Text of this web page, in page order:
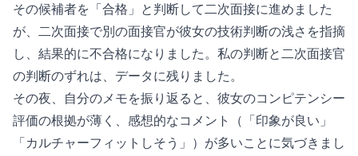
その候補者を「合格」と判断して二次面接に進めました
が、二次面接で別の面接官が彼女の技術判断の浅さを指摘
し、結果的に不合格になりました。私の判断と二次面接官
の判断のずれは、データに残りました。
その夜、自分のメモを振り返ると、彼女のコンピテンシー
評価の根拠が薄く、感想的なコメント（「印象が良い」
「カルチャーフィットしそう」）が多いことに気づきまし